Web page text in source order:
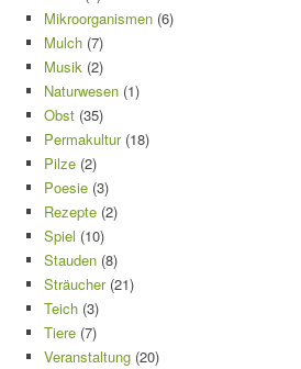
Mikroorganismen (6)
Mulch (7)
Musik (2)
Naturwesen (1)
Obst (35)
Permakultur(18)
Pilze (2)
Poesie (3)
Rezepte (2)
Spiel (10)
Stauden (8)
Sträucher(21)
Teich (3)
Tiere (7)
Veranstaltung (20)